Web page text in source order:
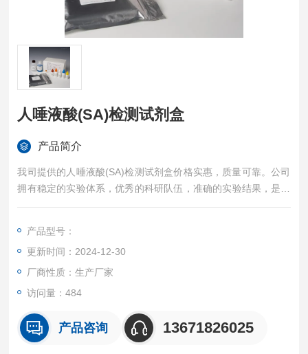
人唾液酸(SA)检测试剂盒
产品简介
我司提供的人唾液酸(SA)检测试剂盒价格实惠，质量可靠。公司
拥有稳定的实验体系，优秀的科研队伍，准确的实验结果，是您
值得信赖的合作伙伴，凡购买我司的试剂盒产品都可提供全程免
产品型号：
更新时间：2024-12-30
厂商性质：生产厂家
访问量：484
产品咨询 13671826025